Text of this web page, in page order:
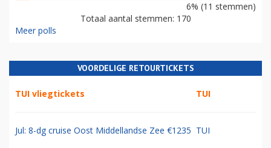
6% (11 stemmen)
Totaal aantal stemmen: 170
Meer polls
VOORDELIGE RETOURTICKETS
TUI vliegtickets TUI
Jul: 8-dg cruise Oost Middellandse Zee €1235 TUI